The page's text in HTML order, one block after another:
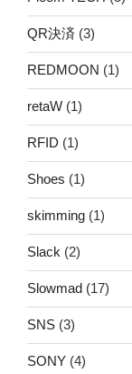
QR決済 (3)
REDMOON (1)
retaW (1)
RFID (1)
Shoes (1)
skimming (1)
Slack (2)
Slowmad (17)
SNS (3)
SONY (4)